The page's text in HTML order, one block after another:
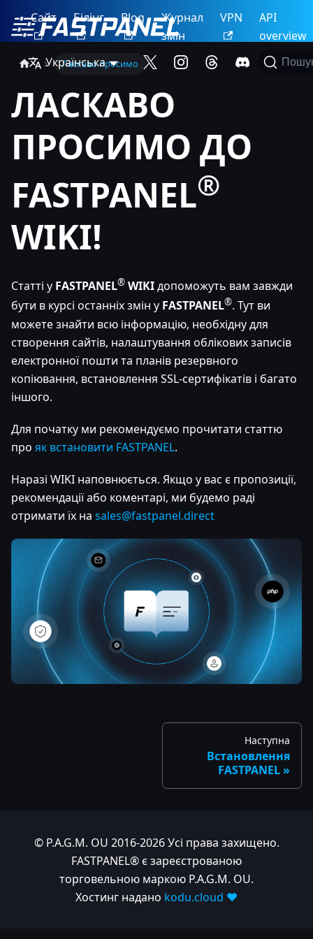
Сайт Білінг Blog
Журнал
змін
VPN
API
overview
Українська
Ласкаво просимо
ЛАСКАВО
ПРОСИМО ДО
FASTPANEL®
WIKI!
Статті у FASTPANEL® WIKIдопоможуть вам завжди
бути в курсі останніх змін у FASTPANEL®. Тут ви
можете знайти всю інформацію, необхідну для
створення сайтів, налаштування облікових записів
електронної пошти та планів резервного
копіювання, встановлення SSL-сертифікатів і багато
іншого.
Для початку ми рекомендуємо прочитати статтю
про як встановити FASTPANEL.
Наразі WIKI наповнюється. Якщо у вас є пропозиції,
рекомендації або коментарі, ми будемо раді
отримати їх на sales@fastpanel.direct
Наступна
Встановлення
FASTPANEL
© P.A.G.M. OU 2016-2026 Усі права захищено.
FASTPANEL® є зареєстрованою
торговельною маркою P.A.G.M. OU.
Хостинг надано kodu.cloud ❤️